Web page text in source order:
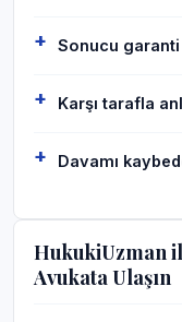
Sonucu
Karşı tarafla
Davamı
HukukiUzman
Avukata Ulaşın